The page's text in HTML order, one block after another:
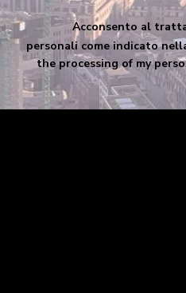
* Acconsento al
personali come indicato
the processing of my